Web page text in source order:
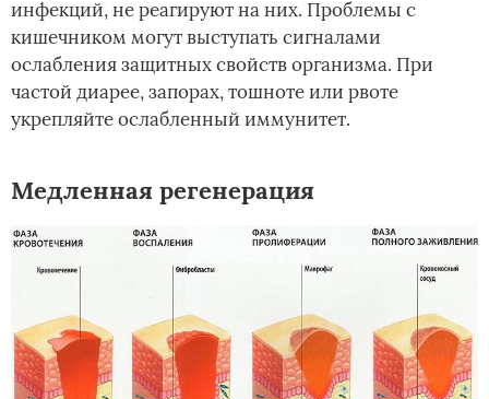
инфекций, не реагируют на них. Проблемы с
кишечником могут выступать сигналами
ослабления защитных свойств организма. При
частой диарее, запорах, тошноте или рвоте
укрепляйте ослабленный иммунитет.
Медленная регенерация